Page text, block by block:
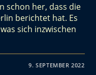
schon her, dass die
berichtet hat. Es
sich inzwischen
9. SEPTEMBER 2022